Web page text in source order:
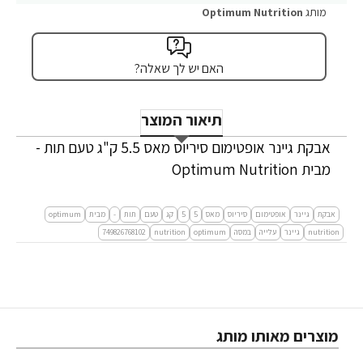
מותג Optimum Nutrition
האם יש לך שאלה?
תיאור המוצר
אבקת גיינר אופטימום סיריוס מאס 5.5 ק"ג טעם תות -
מבית Optimum Nutrition
אבקת גיינר אופטימום סיריוס מאס 5
5 קג טעם תות - מבית
optimum
nutrition
גיינר עלייה במסה optimum
nutrition
749826768102
מוצרים מאותו מותג